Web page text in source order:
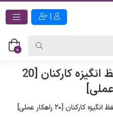
|
0
بهترین روش های حفظ انگیزه کارکنان [20
[20 راهکار عملی]